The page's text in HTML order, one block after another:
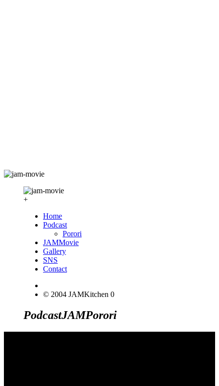
+
Home
Podcast
Porori
JAMMovie
Gallery
SNS
Contact
© 2004 JAMKitchen 0
PodcastJAMPorori